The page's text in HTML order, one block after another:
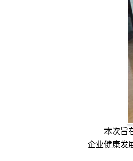
本次旨在
企业健康发